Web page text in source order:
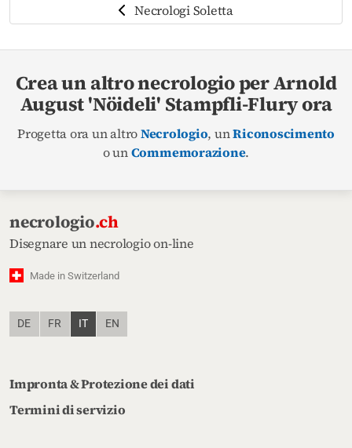
Necrologi Soletta
Crea un altro necrologio per Arnold
August 'Nöideli' Stampfli-Flury ora
Progetta ora un altroNecrologio, unRiconoscimento
o unCommemorazione.
necrologio.ch
Disegnare un necrologio on-line
Made in Switzerland
DE FR IT EN
Impronta & Protezione dei dati
Termini di servizio